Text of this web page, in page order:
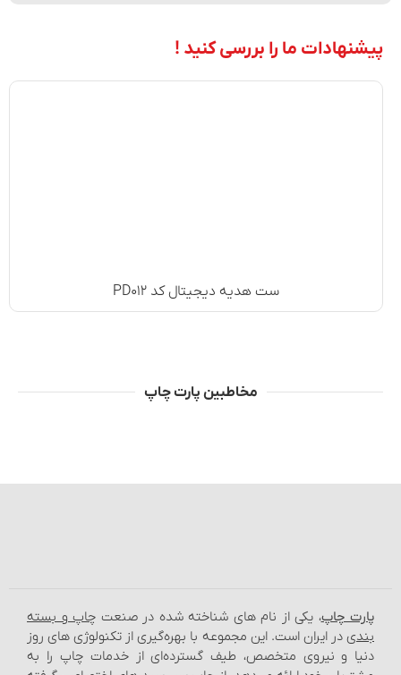
پیشنهادات ما را بررسی کنید !
ست هدیه دیجیتال کد PD۰۱۲
مخاطبین پارت چاپ
پارت چاپ، یکی از نام‌ های شناخته شده در صنعت چاپ و بسته‌
بندی در ایران است. این مجموعه با بهره‌گیری از تکنولوژی‌ های روز
دنیا و نیروی متخصص، طیف گسترده‌ای از خدمات چاپ را به